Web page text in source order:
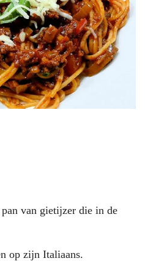
van gietijzer die in de
op zijn Italiaans.